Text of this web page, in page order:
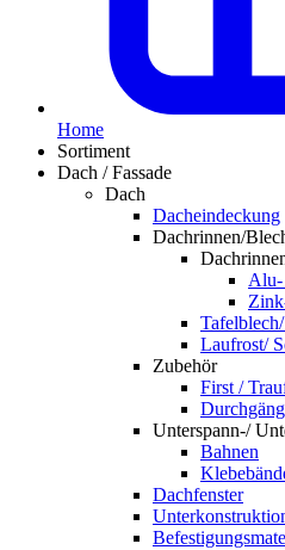
Home
Sortiment
Dach / Fassade
Dach
Dacheindeckung
Dachrinnen/
Alu-
Laufrost/
Zubehör
First /
Unterspann-/
Bahnen
Dachfenster